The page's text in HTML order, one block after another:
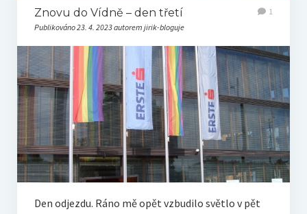
Znovu do Vídně – den třetí
Publikováno 23. 4. 2023 autorem jirik-bloguje
1
Den odjezdu. Ráno mě opět vzbudilo světlo v pět